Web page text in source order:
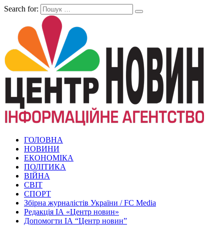
Search for:
ГОЛОВНА
НОВИНИ
ЕКОНОМІКА
ПОЛІТИКА
ВІЙНА
СВІТ
СПОРТ
Збірна журналістів України / FC Media
Редакція ІА «Центр новин»
Допомогти ІА “Центр новин”